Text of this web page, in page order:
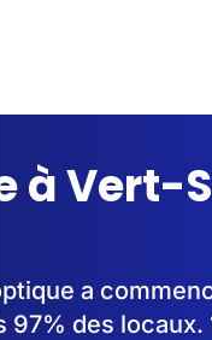
à Vert-
a
des locaux.